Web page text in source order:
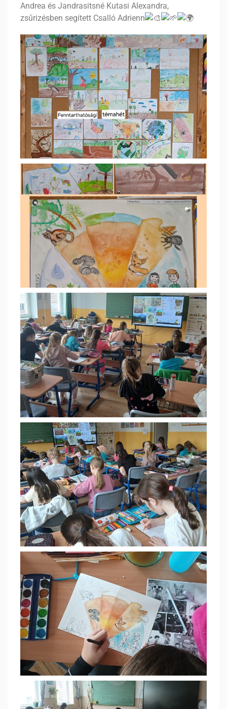
Andrea és Jandrasitsné Kutasi Alexandra,
zsűrizésben segített Csalló Adrienn